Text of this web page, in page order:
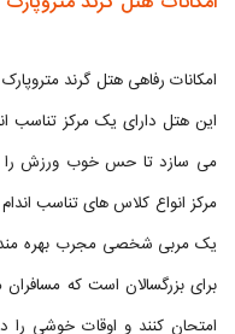
امکانات رفاهی هتل گرند
این هتل دارای یک مرکز تناسب
می سازد تا حس خوب ورزش را
مرکز انواع کلاس های تناسب
یک مربی شخصی مجرب بهره مند
برای بزرگسالان است که
امتحان کنند و اوقات خوشی را